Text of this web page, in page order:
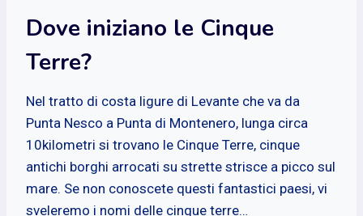
Dove iniziano le Cinque
Terre?
Nel tratto di costa ligure di Levante che va da
Punta Nesco a Punta di Montenero, lunga circa
10kilometri si trovano le Cinque Terre, cinque
antichi borghi arrocati su strette strisce a picco sul
mare. Se non conoscete questi fantastici paesi, vi
sveleremo i nomi delle cinque terre…